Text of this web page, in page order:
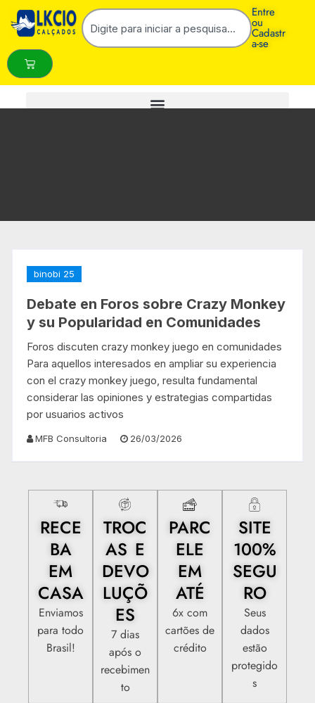
Entre
ou
Cadastr
a-se
binobi 25
Debate en Foros sobre Crazy Monkey
y su Popularidad en Comunidades
Foros discuten crazy monkey juego en comunidades
Para aquellos interesados en ampliar su experiencia
con el crazy monkey juego, resulta fundamental
considerar las opiniones y estrategias compartidas
por usuarios activos
MFB Consultoria 26/03/2026
RECE
BA
EM
CASA
Enviamos
para todo
Brasil!
TROC
AS E
DEVO
LUÇÕ
ES
7 dias
após o
recebimen
to
PARC
ELE
EM
ATÉ
6x com
cartões de
crédito
SITE
100%
SEGU
RO
Seus
dados
estão
protegido
s